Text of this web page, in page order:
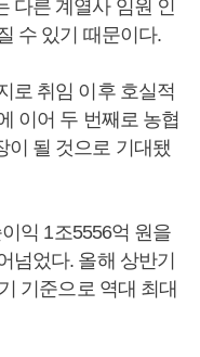
다른 계열사 임원 인
수 있기 때문이다.
로 취임 이후 호실적
이어 두 번째로 농협
이 될 것으로 기대됐
익 1조5556억 원을
넘었다. 올해 상반기
기준으로 역대 최대